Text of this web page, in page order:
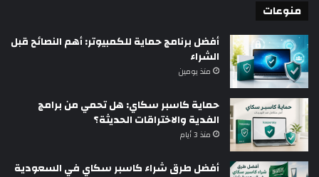
منوعات
أفضل برنامج حماية للكمبيوتر: أهم النصائح قبل
الشراء
منذ يومين
حماية كاسبر سكاي: هل تحمي من برامج
الفدية والاختراقات الحديثة؟
منذ 3 أيام
أفضل طرق شراء كاسبر سكاي في السعودية